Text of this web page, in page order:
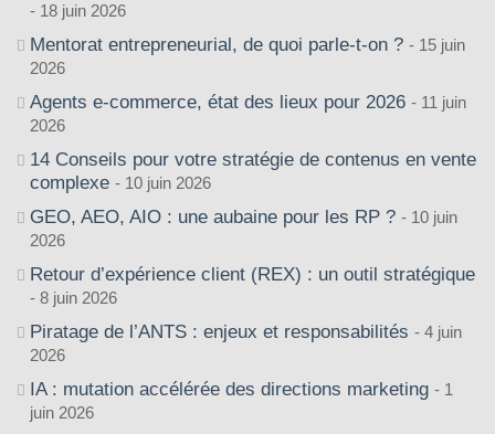
18 juin 2026
Mentorat entrepreneurial, de quoi parle-t-on ?
15 juin
2026
Agents e-commerce, état des lieux pour 2026
11 juin
2026
14 Conseils pour votre stratégie de contenus en vente
complexe
10 juin 2026
GEO, AEO, AIO : une aubaine pour les RP ?
10 juin
2026
Retour d’expérience client (REX) : un outil stratégique
8 juin 2026
Piratage de l’ANTS : enjeux et responsabilités
4 juin
2026
IA : mutation accélérée des directions marketing
1
juin 2026